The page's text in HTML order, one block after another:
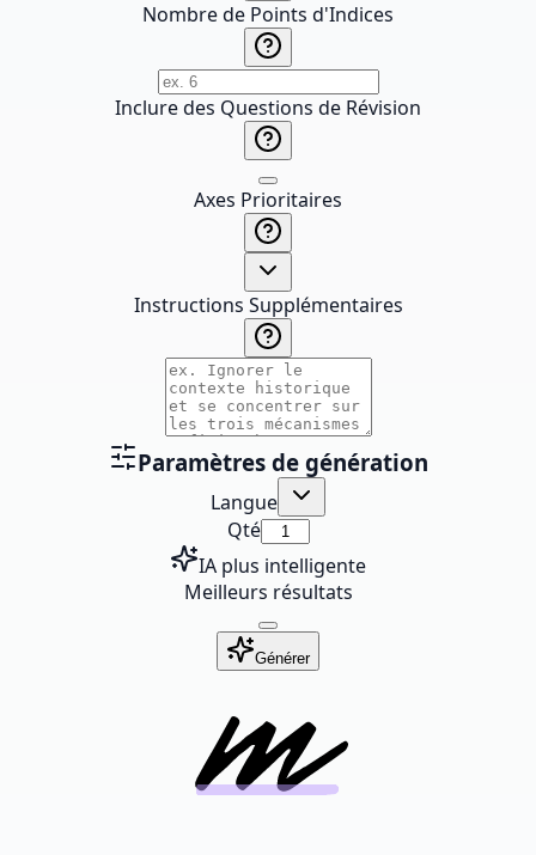
Nombre de Points d'Indices
Inclure des Questions de Révision
Axes Prioritaires
Instructions Supplémentaires
Paramètres de génération
Langue
Qté
IA plus intelligente
Meilleurs résultats
Générer